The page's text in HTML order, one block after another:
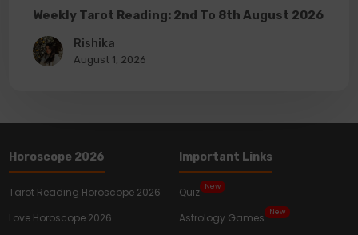
Weekly Tarot Reading: 2nd To 8th August 2026
Rishika
August 1, 2026
Horoscope 2026
Tarot Reading Horoscope 2026
Love Horoscope 2026
Important Links
Quiz New
Astrology Games New